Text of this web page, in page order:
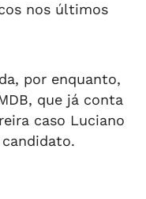
nos últimos
por enquanto,
que já conta
caso Luciano